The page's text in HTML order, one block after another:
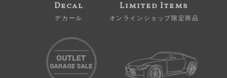
Decal
デカール
Limited Items
オンラインショップ限定商品